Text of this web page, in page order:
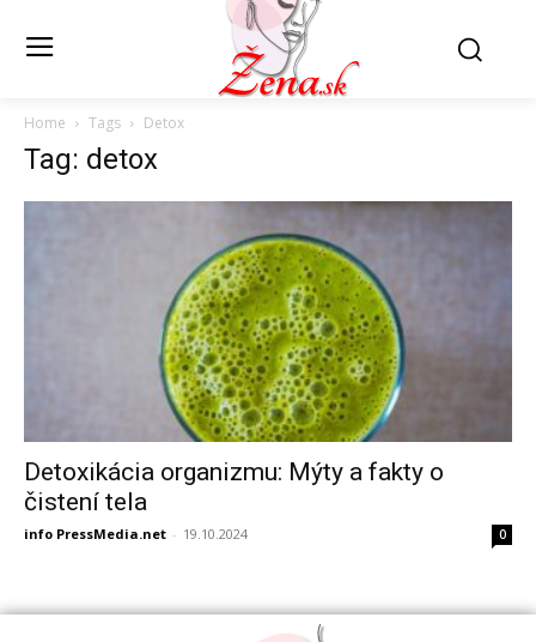
Home Tags Detox
Tag: detox
Detoxikácia organizmu: Mýty a fakty o
čistení tela
info PressMedia.net - 19.10.2024 0